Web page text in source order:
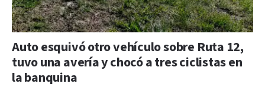
Auto esquivó otro vehículo sobre Ruta 12,
tuvo una avería y chocó a tres ciclistas en
la banquina